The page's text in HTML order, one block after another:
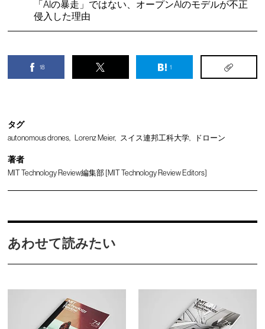
「AIの暴走」ではない、オープンAIのモデルが不正
侵入した理由
18 1
タグ
autonomous drones Lorenz Meier スイス連邦工科大学 ドローン
著者
MIT Technology Review編集部 [MIT Technology Review Editors]
あわせて読みたい